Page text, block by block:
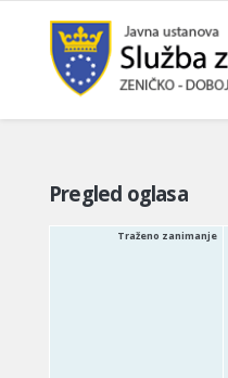
Pregled oglasa
Traženo zanimanje